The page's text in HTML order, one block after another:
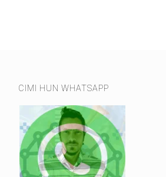
CIMI HUN WHATSAPP